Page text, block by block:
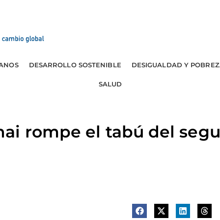
DESARROLLO SOSTENIBLE DESIGUALDAD Y
SALUD
rompe el tabú del